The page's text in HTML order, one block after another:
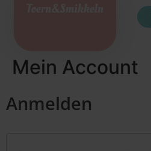
Mein Account
Anmelden